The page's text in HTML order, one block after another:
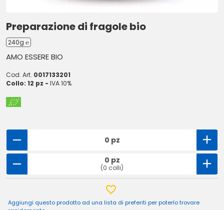
Preparazione di fragole bio
240g ℮
AMO ESSERE BIO
Cod. Art. 0017133201
Collo: 12 pz - IVA 10%
0 pz
0 pz
(0 colli)
Aggiungi questo prodotto ad una lista di preferiti per poterlo trovare